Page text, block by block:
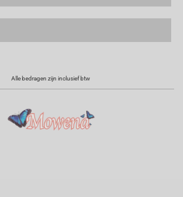
Alle bedragen zijn inclusief btw